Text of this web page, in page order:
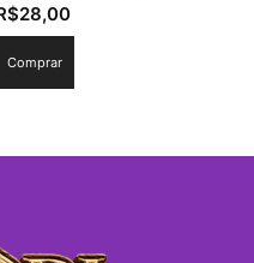
28,00
Comprar